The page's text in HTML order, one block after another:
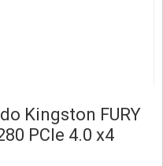
Kingston FURY
PCIe 4.0 x4